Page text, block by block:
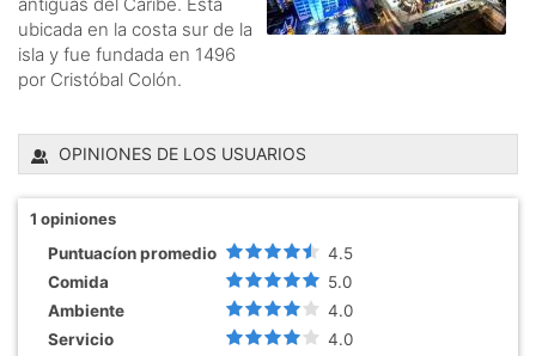
ubicada en la costa sur de la
isla y fue fundada en 1496
por Cristóbal Colón.
OPINIONES DE LOS USUARIOS
1 opiniones
Puntuacíon promedio
4.5
Comida
5.0
Ambiente
4.0
Servicio
4.0